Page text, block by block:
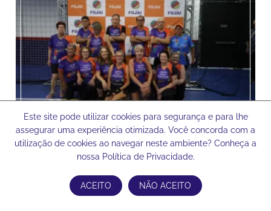
Este site pode utilizar cookies para segurança e para lhe
assegurar uma experiência otimizada. Você concorda com a
utilização de cookies ao navegar neste ambiente? Conheça a
nossa Política de Privacidade.
ACEITO NÃO ACEITO